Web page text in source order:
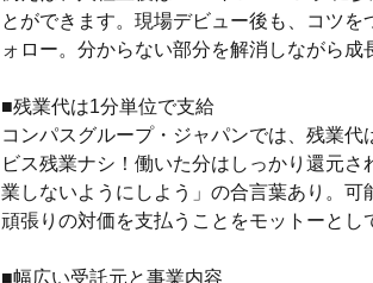
とができます。現場デビュー後も、コツ
ォロー。分からない部分を解消しながら成
■残業代は1分単位で支給
コンパスグループ・ジャパンでは、残業
ビス残業ナシ！働いた分はしっかり還元
業しないようにしよう」の合言葉あり。
頑張りの対価を支払うことをモットーとし
■幅広い受託元と事業内容